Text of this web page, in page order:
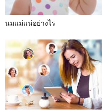
นมแม่แน่อย่างไร